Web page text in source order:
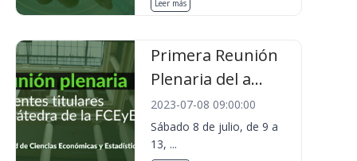
Leer más
Primera Reunión
Plenaria del a...
2023-07-08 09:00:00
Sábado 8 de julio, de 9 a
13, ...